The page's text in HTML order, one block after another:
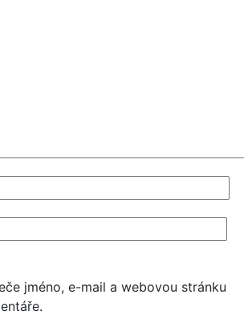
jméno, e-mail a webovou stránku